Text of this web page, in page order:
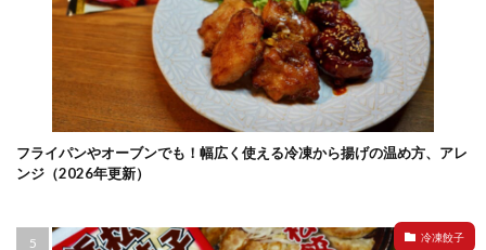
フライパンやオーブンでも！幅広く使える冷凍から揚げの温め方、アレ
ンジ（2026年更新）
冷凍餃子